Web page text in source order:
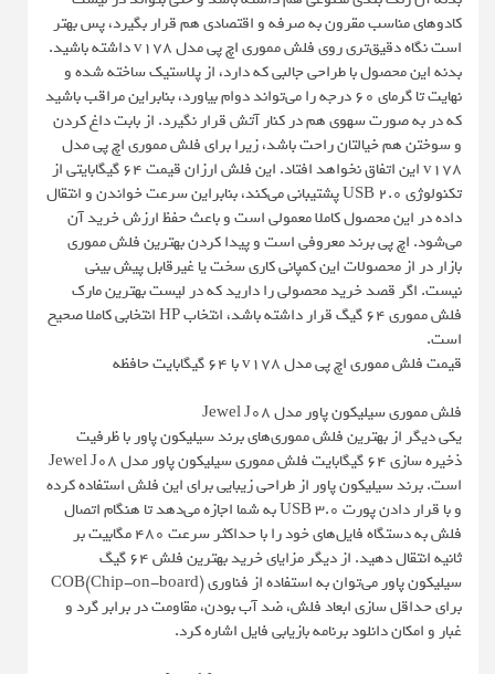
کادوهای مناسب مقرون به صرفه و اقتصادی هم قرار بگیرد، پس بهتر
است نگاه دقیق‌تری روی فلش مموری اچ پی مدل v178 داشته باشید.
بدنه این محصول با طراحی جالبی که دارد، از پلاستیک ساخته شده و
نهایت تا گرمای 60 درجه را می‌تواند دوام بیاورد، بنابراین مراقب باشید
که در به صورت سهوی هم در کنار آتش قرار نگیرد. از بابت داغ کردن
و سوختن هم خیالتان راحت باشد، زیرا برای فلش مموری اچ پی مدل
v178 این اتفاق نخواهد افتاد. این فلش ارزان قیمت 64 گیگابایتی از
تکنولوژی USB 2.0 پشتیبانی می‌کند، بنابراین سرعت خواندن و انتقال
داده در این محصول کاملا معمولی است و باعث حفظ ارزش خرید آن
می‌شود. اچ پی برند معروفی است و پیدا کردن بهترین فلش مموری
بازار در از محصولات این کمپانی کاری سخت یا غیرقابل پیش بینی
نیست. اگر قصد خرید محصولی را دارید که در لیست بهترین مارک
فلش مموری 64 گیگ قرار داشته باشد، انتخاب HP انتخابی کاملا صحیح
است.
قیمت فلش مموری اچ پی مدل v178 با 64 گیگابایت حافظه
فلش مموری سیلیکون پاور مدل Jewel J08
یکی دیگر از بهترین فلش مموری‌های برند سیلیکون پاور با ظرفیت
ذخیره سازی 64 گیگابایت فلش مموری سیلیکون پاور مدل Jewel J08
است. برند سیلیکون پاور از طراحی زیبایی برای این فلش استفاده کرده
و با قرار دادن پورت USB 3.0 به شما اجازه می‌دهد تا هنگام اتصال
فلش به دستگاه فایل‌های خود را با حداکثر سرعت 480 مگابیت بر
ثانیه انتقال دهید. از دیگر مزایای خرید بهترین فلش 64 گیگ
سیلیکون پاور می‌توان به استفاده از فناوری (COB(Chip-on-board
برای حداقل سازی ابعاد فلش، ضد آب بودن، مقاومت در برابر گرد و
غبار و امکان دانلود برنامه بازیابی فایل اشاره کرد.